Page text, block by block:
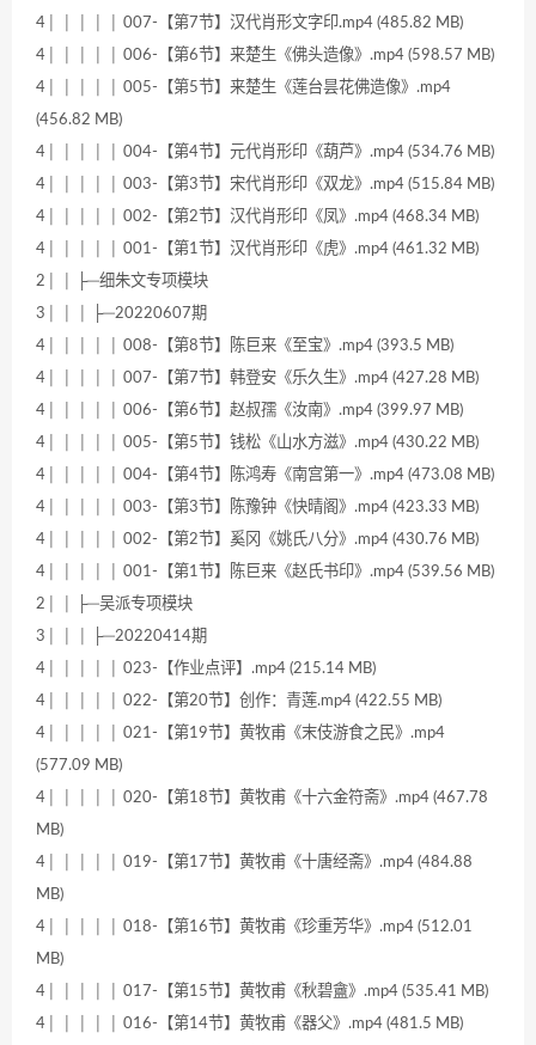
4│ │ │ │ │ 007-【第7节】汉代肖形文字印.mp4 (485.82 MB)
4│ │ │ │ │ 006-【第6节】来楚生《佛头造像》.mp4 (598.57 MB)
4│ │ │ │ │ 005-【第5节】来楚生《莲台昙花佛造像》.mp4
(456.82 MB)
4│ │ │ │ │ 004-【第4节】元代肖形印《葫芦》.mp4 (534.76 MB)
4│ │ │ │ │ 003-【第3节】宋代肖形印《双龙》.mp4 (515.84 MB)
4│ │ │ │ │ 002-【第2节】汉代肖形印《凤》.mp4 (468.34 MB)
4│ │ │ │ │ 001-【第1节】汉代肖形印《虎》.mp4 (461.32 MB)
2│ │ ├─细朱文专项模块
3│ │ │ ├─20220607期
4│ │ │ │ │ 008-【第8节】陈巨来《至宝》.mp4 (393.5 MB)
4│ │ │ │ │ 007-【第7节】韩登安《乐久生》.mp4 (427.28 MB)
4│ │ │ │ │ 006-【第6节】赵叔孺《汝南》.mp4 (399.97 MB)
4│ │ │ │ │ 005-【第5节】钱松《山水方滋》.mp4 (430.22 MB)
4│ │ │ │ │ 004-【第4节】陈鸿寿《南宫第一》.mp4 (473.08 MB)
4│ │ │ │ │ 003-【第3节】陈豫钟《快晴阁》.mp4 (423.33 MB)
4│ │ │ │ │ 002-【第2节】奚冈《姚氏八分》.mp4 (430.76 MB)
4│ │ │ │ │ 001-【第1节】陈巨来《赵氏书印》.mp4 (539.56 MB)
2│ │ ├─吴派专项模块
3│ │ │ ├─20220414期
4│ │ │ │ │ 023-【作业点评】.mp4 (215.14 MB)
4│ │ │ │ │ 022-【第20节】创作：青莲.mp4 (422.55 MB)
4│ │ │ │ │ 021-【第19节】黄牧甫《末伎游食之民》.mp4
(577.09 MB)
4│ │ │ │ │ 020-【第18节】黄牧甫《十六金符斋》.mp4 (467.78
MB)
4│ │ │ │ │ 019-【第17节】黄牧甫《十唐经斋》.mp4 (484.88
MB)
4│ │ │ │ │ 018-【第16节】黄牧甫《珍重芳华》.mp4 (512.01
MB)
4│ │ │ │ │ 017-【第15节】黄牧甫《秋碧盦》.mp4 (535.41 MB)
4│ │ │ │ │ 016-【第14节】黄牧甫《器父》.mp4 (481.5 MB)